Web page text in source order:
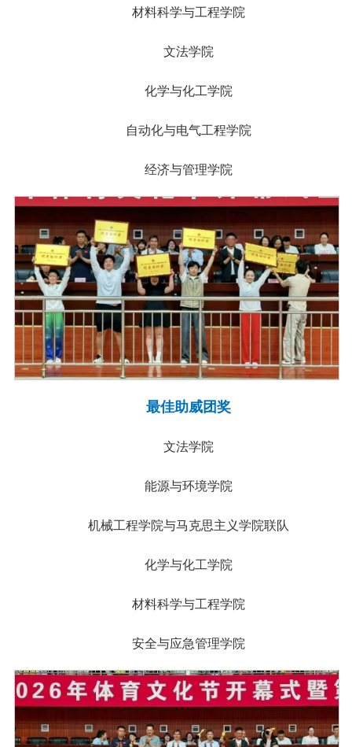
材料科学与工程学院
文法学院
化学与化工学院
自动化与电气工程学院
经济与管理学院
最佳助威团奖
文法学院
能源与环境学院
机械工程学院与马克思主义学院联队
化学与化工学院
材料科学与工程学院
安全与应急管理学院